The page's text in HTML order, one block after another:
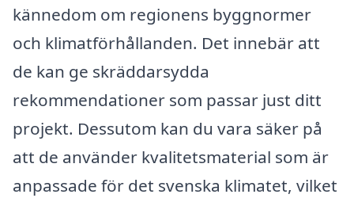
kännedom om regionens byggnormer
och klimatförhållanden. Det innebär att
de kan ge skräddarsydda
rekommendationer som passar just ditt
projekt. Dessutom kan du vara säker på
att de använder kvalitetsmaterial som är
anpassade för det svenska klimatet, vilket